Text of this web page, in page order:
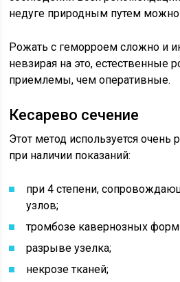
недуге природным путем
Рожать с геморроемсложно и
невзирая на это, естественные
приемлемы, чем оперативные.
Кесарево сечение
Этот метод используется очень
при наличии показаний:
при 4 степени,
узлов;
тромбозе кавернозных
разрыве узелка;
некрозе тканей;